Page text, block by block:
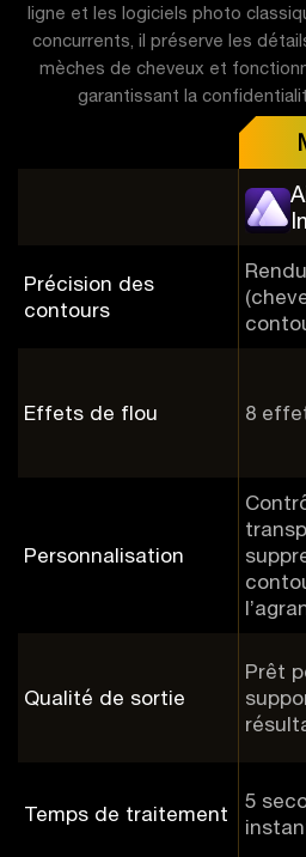
ligne et les logiciels photo
concurrents, il préserve les
mèches de cheveux et
garantissant la
Précision des
contours
Effets de flou 8
Personnalisation
Qualité de sortie
Prêt
Temps de traitement
5